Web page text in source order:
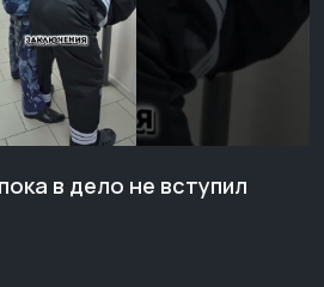
в дело не вступил